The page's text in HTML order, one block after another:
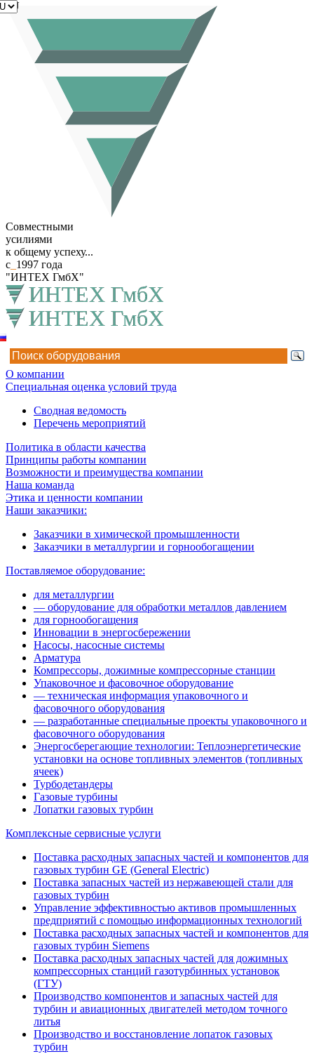
Совместными
усилиями
к общему успеху...
с 1997 года
"ИНТЕХ ГмбХ"
RU
О компании
Специальная оценка условий труда
Сводная ведомость
Перечень мероприятий
Политика в области качества
Принципы работы компании
Возможности и преимущества компании
Наша команда
Этика и ценности компании
Наши заказчики:
Заказчики в химической промышленности
Заказчики в металлургии и горнообогащении
Поставляемое оборудование:
для металлургии
— оборудование для обработки металлов давлением
для горнообогащения
Инновации в энергосбережении
Насосы, насосные системы
Арматура
Компрессоры, дожимные компрессорные станции
Упаковочное и фасовочное оборудование
— техническая информация упаковочного и
фасовочного оборудования
— разработанные специальные проекты упаковочного и
фасовочного оборудования
Энергосберегающие технологии: Теплоэнергетические
установки на основе топливных элементов (топливных
ячеек)
Турбодетандеры
Газовые турбины
Лопатки газовых турбин
Комплексные сервисные услуги
Поставка расходных запасных частей и компонентов для
газовых турбин GE (General Electric)
Поставка запасных частей из нержавеющей стали для
газовых турбин
Управление эффективностью активов промышленных
предприятий с помощью информационных технологий
Поставка расходных запасных частей и компонентов для
газовых турбин Siemens
Поставка расходных запасных частей для дожимных
компрессорных станций газотурбинных установок
(ГТУ)
Производство компонентов и запасных частей для
турбин и авиационных двигателей методом точного
литья
Производство и восстановление лопаток газовых
турбин